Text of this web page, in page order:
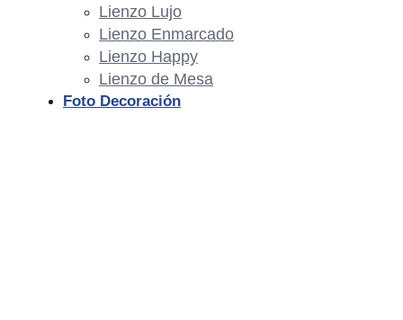
Lienzo Lujo
Lienzo Enmarcado
Lienzo Happy
Lienzo de Mesa
Foto Decoración